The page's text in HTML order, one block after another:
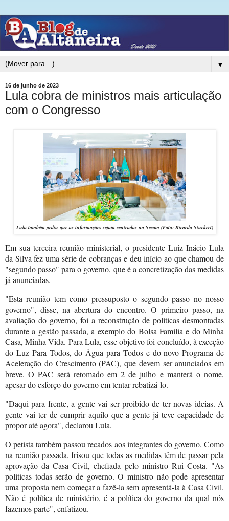
▼
16 de junho de 2023
Lula cobra de ministros mais articulação
com o Congresso
Lula também pediu que as informações sejam centradas na Secom (Foto: Ricardo Stuckert)
Em sua terceira reunião ministerial, o presidente Luiz Inácio Lula
da Silva fez uma série de cobranças e deu início ao que chamou de
"segundo passo" para o governo, que é a concretização das medidas
já anunciadas.
"Esta reunião tem como pressuposto o segundo passo no nosso
governo", disse, na abertura do encontro. O primeiro passo, na
avaliação do governo, foi a reconstrução de políticas desmontadas
durante a gestão passada, a exemplo do Bolsa Família e do Minha
Casa, Minha Vida. Para Lula, esse objetivo foi concluído, à exceção
do Luz Para Todos, do Água para Todos e do novo Programa de
Aceleração do Crescimento (PAC), que devem ser anunciados em
breve. O PAC será retomado em 2 de julho e manterá o nome,
apesar do esforço do governo em tentar rebatizá-lo.
"Daqui para frente, a gente vai ser proibido de ter novas ideias. A
gente vai ter de cumprir aquilo que a gente já teve capacidade de
propor até agora", declarou Lula.
O petista também passou recados aos integrantes do governo. Como
na reunião passada, frisou que todas as medidas têm de passar pela
aprovação da Casa Civil, chefiada pelo ministro Rui Costa. "As
políticas todas serão de governo. O ministro não pode apresentar
uma proposta nem começar a fazê-la sem apresentá-la à Casa Civil.
Não é política de ministério, é a política do governo da qual nós
fazemos parte", enfatizou.